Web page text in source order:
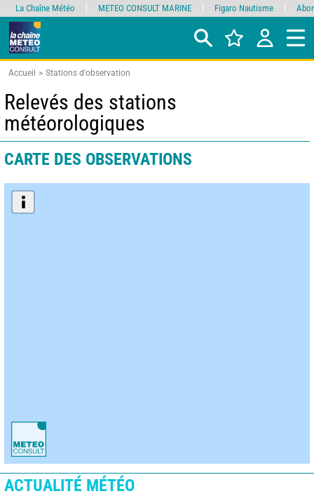
Accueil Stations d'observation
Relevés des stations
météorologiques
CARTE DES OBSERVATIONS
ACTUALITÉ MÉTÉO
La Chaîne Météo METEO CONSULT MARINE Figaro Nautisme